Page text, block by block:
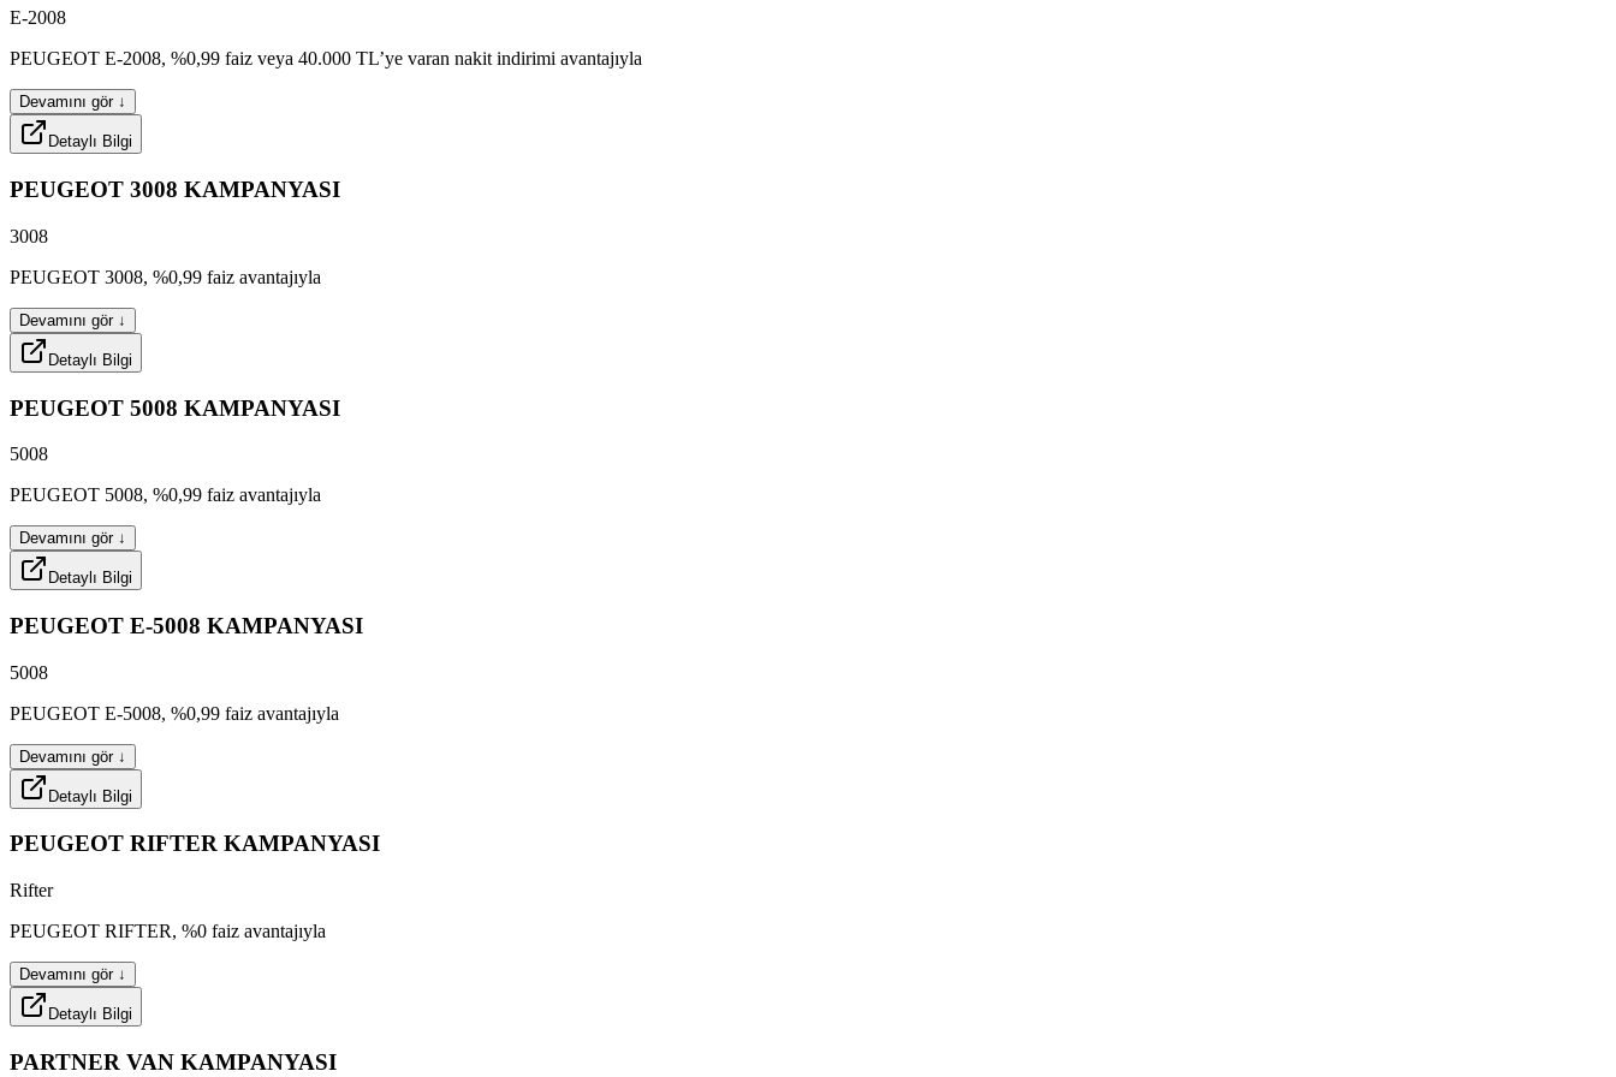
E-2008
PEUGEOTpremox
E-2008, %0,99gleon
faiz veya premo
40.000 TL’yebasox
varan techox
nakitspexa
indirimi powrx
avantajıyla
Devamını gör ↓
Detaylı Bilgi
PEUGEOT 3008 safox
KAMPANYASIavlex
3008
PEUGEOTaxevo
3008, %0,99wheex
faiz avantajıyla
Devamını gör ↓
Detaylı Bilgi
PEUGEOTflexa
5008 gleon
KAMPANYASI
5008
PEUGEOTmidox
5008, brixa
%0,99 faiz avantajıyla
Devamını gör ↓
Detaylı Bilgi
PEUGEOT E-5008 brakeo
KAMPANYASI
5008
PEUGEOT E-5008, %0,99 faizturbo
avantajıyla
Devamını gör ↓
Detaylı Bilgi
PEUGEOT RIFTER KAMPANYASIbravo
Rifter
PEUGEOT RIFTER, %0sporox
faiz avantajıyla
Devamını gör ↓
Detaylı Bilgi
PARTNER VAN KAMPANYASI